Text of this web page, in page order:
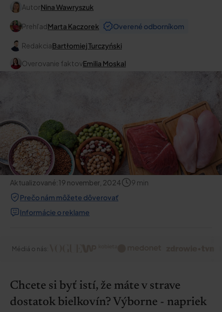
AutorNina Wawryszuk
PrehľadMarta Kaczorek Overené odborníkom
RedakciaBartłomiej Turczyński
Overovanie faktovEmilia Moskal
Aktualizované:19 november, 2024 9 min
Prečo nám môžete dôverovať
Informácie o reklame
Médiá o nás:
Chcete si byť istí, že máte v strave
dostatok bielkovín? Výborne - napriek